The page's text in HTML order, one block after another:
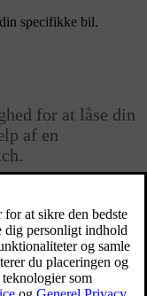
specifikke bil.
for at låse din
af en